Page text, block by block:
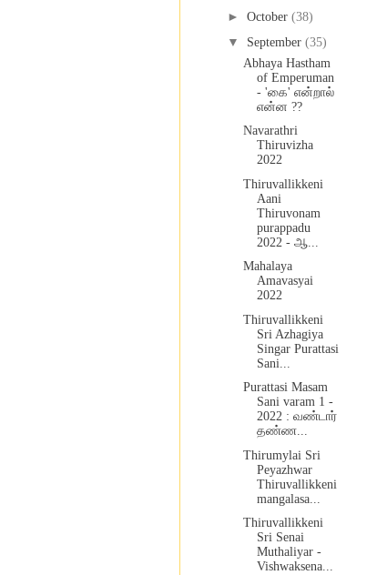
► October (38)
▼ September (35)
Abhaya Hastham
of Emperuman
- 'கை' என்றால்
என்ன ??
Navarathri
Thiruvizha
2022
Thiruvallikkeni
Aani
Thiruvonam
purappadu
2022 - ஆ...
Mahalaya
Amavasyai
2022
Thiruvallikkeni
Sri Azhagiya
Singar Purattasi
Sani...
Purattasi Masam
Sani varam 1 -
2022 : வண்டார்
தண்ண...
Thirumylai Sri
Peyazhwar
Thiruvallikkeni
mangalasa...
Thiruvallikkeni
Sri Senai
Muthaliyar -
Vishwaksena...